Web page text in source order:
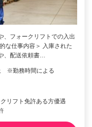
、フォークリフトでの入出
な仕事内容＞ 入庫された
、配送依頼書…
※勤務時間による
リフト免許ある方優遇